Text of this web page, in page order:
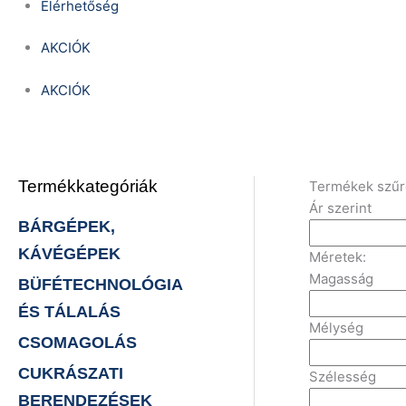
Elérhetőség
AKCIÓK
AKCIÓK
Termékkategóriák
BÁRGÉPEK,
KÁVÉGÉPEK
BÜFÉTECHNOLÓGIA
ÉS TÁLALÁS
CSOMAGOLÁS
CUKRÁSZATI
BERENDEZÉSEK
Termékek
Ár szerint
Méretek:
Magasság
Mélység
Szélesség